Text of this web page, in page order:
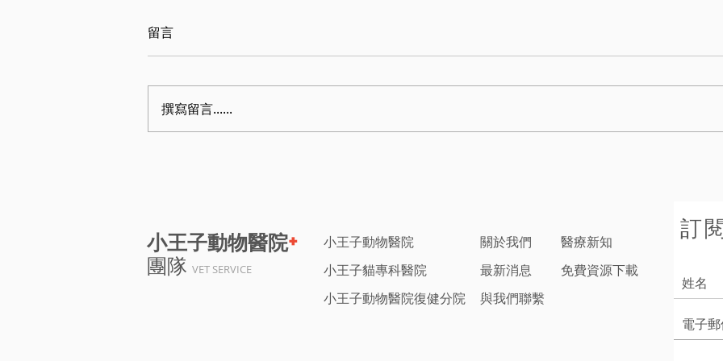
留言
撰寫留言......
小王子動物醫院+
團隊 VET SERVICE
小王子動物醫院
小王子貓專科醫院
小王子動物醫院復健分院
關於我們
最新消息
與我們聯繫
醫療新知
免費資源下載
訂